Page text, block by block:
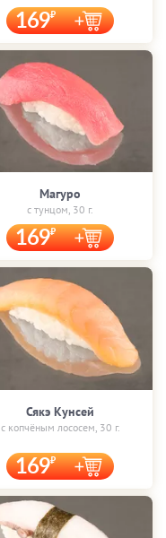
169
Магуро
с тунцом, 30 г.
169
Сякэ Кунсей
с копчёным лососем, 30 г.
169